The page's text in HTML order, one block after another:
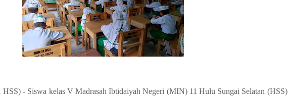
- Siswa kelas V Madrasah Ibtidaiyah Negeri (MIN) 11 Hulu Sungai Selatan (HSS)